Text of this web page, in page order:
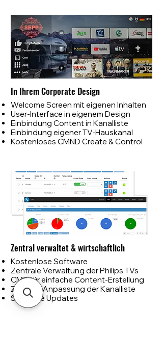
In Ihrem Corporate Design
​Welcome Screen mit eigenen Inhalten
User-Interface in eigenem Design
Einbindung Content in Kanalliste
Einbindung eigener TV-Hauskanal
Kostenloses CMND Create & Control
Zentral verwaltet & wirtschaftlich
Kostenlose Software
Zentrale Verwaltung der Philips TVs​
CMS für einfache Content-Erstellung
Zentrale Anpassung der Kanalliste
Software Updates